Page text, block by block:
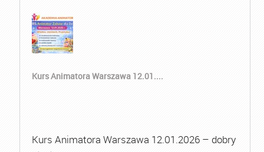
Kurs Animatora Warszawa 12.01....
Kurs Animatora Warszawa 12.01.2026 – dobry